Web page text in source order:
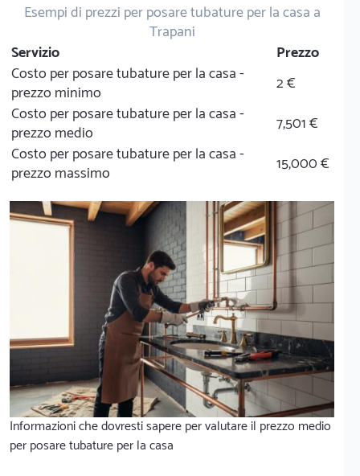
Esempi di prezzi per posare tubature per la casa a
Trapani
Servizio
Prezzo
Costo per posare tubature per la casa -
prezzo minimo
2 €
Costo per posare tubature per la casa -
prezzo medio
7,501 €
Costo per posare tubature per la casa -
prezzo massimo
15,000 €
Informazioni che dovresti sapere per valutare il prezzo medio
per posare tubature per la casa